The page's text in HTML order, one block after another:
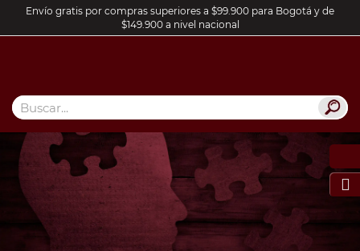
Envío gratis por compras superiores a $99.900 para Bogotá y de
$149.900 a nivel nacional
